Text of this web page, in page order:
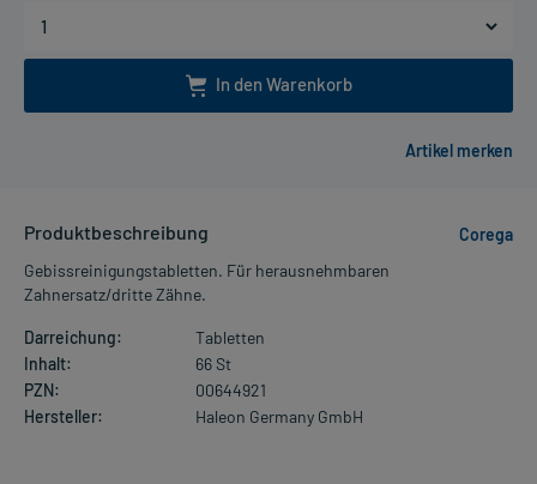
In den Warenkorb
Produktbeschreibung
Corega
Gebissreinigungstabletten. Für herausnehmbaren
Zahnersatz/dritte Zähne.
Darreichung:
Tabletten
Inhalt:
66 St
PZN:
00644921
Hersteller:
Haleon Germany GmbH